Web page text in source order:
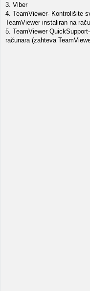
3. Viber
4. TeamViewer- Kontrolišite
TeamViewer instaliran na
5. TeamViewer
računara (zahteva